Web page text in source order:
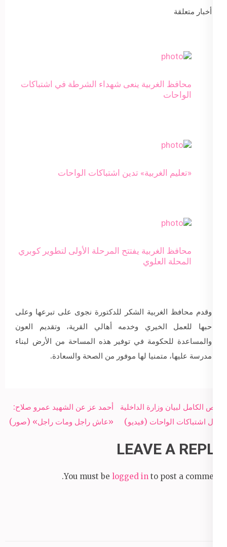
أخبار متعلقة
محافظ الغربية ينعى شهداء الشرطة في اشتباكات
الواحات
«تعليم الغربية» تدين اشتباكات الواحات
محافظ الغربية يفتتح المرحلة الأولى لتطوير كوبري
المحلة العلوي
وقدم محافظ الغربية الشكر للدكتورة نجوى على تبرعها وعلى
حبها للعمل الخيري وخدمه أهالي القرية، وتقديم العون
والمساعدة للحكومة في توفير هذه المساحة من الأرض لبناء
مدرسة عليها، متمنيا لها موفور من الصحة والسعادة.
Post
navigation
أحمد عز عن الشهيد عمرو صلاح:
«عاش راجل ومات راجل» (صور)
النص الكامل لبيان وزارة الداخلية
حول اشتباكات الواحات (فيديو)
LEAVE A REPLY
You must be logged in to post a comment.